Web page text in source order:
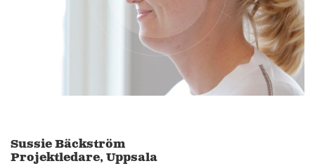
7
Sussie Bäckström
Projektledare, Uppsala